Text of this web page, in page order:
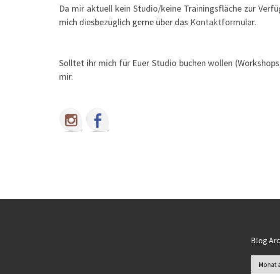
Da mir aktuell kein Studio/keine Trainingsfläche zur
mich diesbezüglich gerne über das Kontaktformular.
Solltet ihr mich für Euer Studio buchen wollen
mir.
Blog